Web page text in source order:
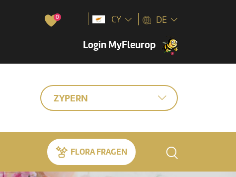
0
Login MyFleurop
CY DE
ZYPERN
FLORA FRAGEN